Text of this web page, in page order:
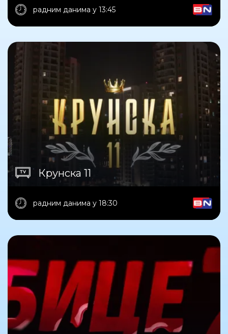
радним данима у 13:45
Крунска 11
радним данима у 18:30